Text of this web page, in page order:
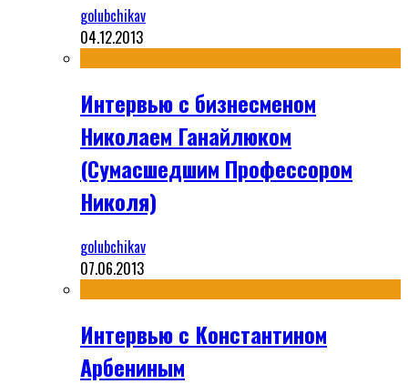
golubchikav
04.12.2013
Интервью с бизнесменом
Николаем Ганайлюком
(Сумасшедшим Профессором
Николя)
golubchikav
07.06.2013
Интервью с Константином
Арбениным